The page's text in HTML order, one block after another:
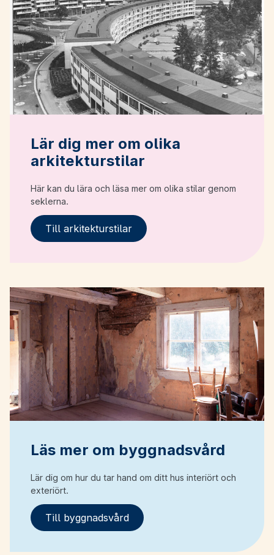
Lär dig mer om olika
arkitekturstilar
Här kan du lära och läsa mer om olika stilar genom
seklerna.
Till arkitekturstilar
Läs mer om byggnadsvård
Lär dig om hur du tar hand om ditt hus interiört och
exteriört.
Till byggnadsvård